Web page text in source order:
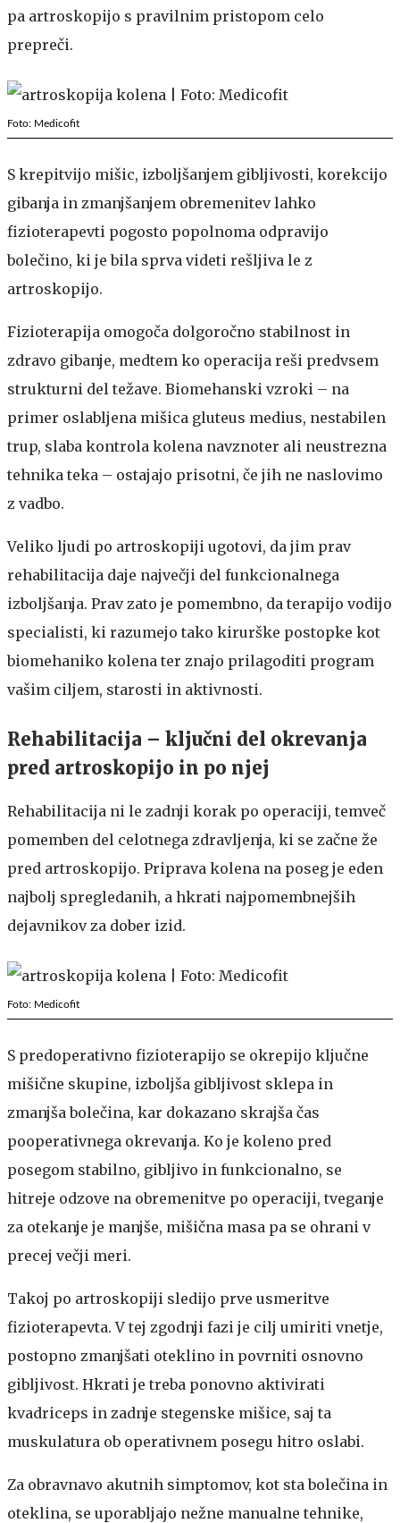
pa artroskopijo s pravilnim pristopom celo
prepreči.
Foto: Medicofit
S krepitvijo mišic, izboljšanjem gibljivosti, korekcijo
gibanja in zmanjšanjem obremenitev lahko
fizioterapevti pogosto popolnoma odpravijo
bolečino, ki je bila sprva videti rešljiva le z
artroskopijo.
Fizioterapija omogoča dolgoročno stabilnost in
zdravo gibanje, medtem ko operacija reši predvsem
strukturni del težave. Biomehanski vzroki – na
primer oslabljena mišica gluteus medius, nestabilen
trup, slaba kontrola kolena navznoter ali neustrezna
tehnika teka – ostajajo prisotni, če jih ne naslovimo
z vadbo.
Veliko ljudi po artroskopiji ugotovi, da jim prav
rehabilitacija daje največji del funkcionalnega
izboljšanja. Prav zato je pomembno, da terapijo vodijo
specialisti, ki razumejo tako kirurške postopke kot
biomehaniko kolena ter znajo prilagoditi program
vašim ciljem, starosti in aktivnosti.
Rehabilitacija – ključni del okrevanja
pred artroskopijo in po njej
Rehabilitacija ni le zadnji korak po operaciji, temveč
pomemben del celotnega zdravljenja, ki se začne že
pred artroskopijo. Priprava kolena na poseg je eden
najbolj spregledanih, a hkrati najpomembnejših
dejavnikov za dober izid.
Foto: Medicofit
S predoperativno fizioterapijo se okrepijo ključne
mišične skupine, izboljša gibljivost sklepa in
zmanjša bolečina, kar dokazano skrajša čas
pooperativnega okrevanja. Ko je koleno pred
posegom stabilno, gibljivo in funkcionalno, se
hitreje odzove na obremenitve po operaciji, tveganje
za otekanje je manjše, mišična masa pa se ohrani v
precej večji meri.
Takoj po artroskopiji sledijo prve usmeritve
fizioterapevta. V tej zgodnji fazi je cilj umiriti vnetje,
postopno zmanjšati oteklino in povrniti osnovno
gibljivost. Hkrati je treba ponovno aktivirati
kvadriceps in zadnje stegenske mišice, saj ta
muskulatura ob operativnem posegu hitro oslabi.
Za obravnavo akutnih simptomov, kot sta bolečina in
oteklina, se uporabljajo nežne manualne tehnike,